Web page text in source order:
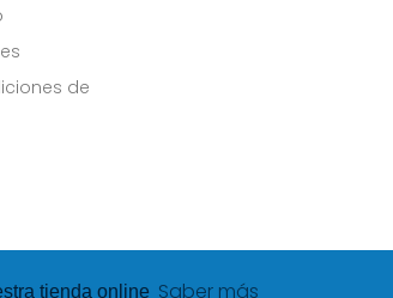
tienda online Saber más
de